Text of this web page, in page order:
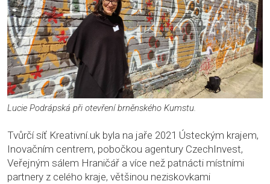
Lucie Podrápská při otevření brněnského Kumstu.
Tvůrčí síť Kreativní.uk byla na jaře 2021 Ústeckým krajem,
Inovačním centrem, pobočkou agentury CzechInvest,
Veřejným sálem Hraničář a více než patnácti místními
partnery z celého kraje, většinou neziskovkami